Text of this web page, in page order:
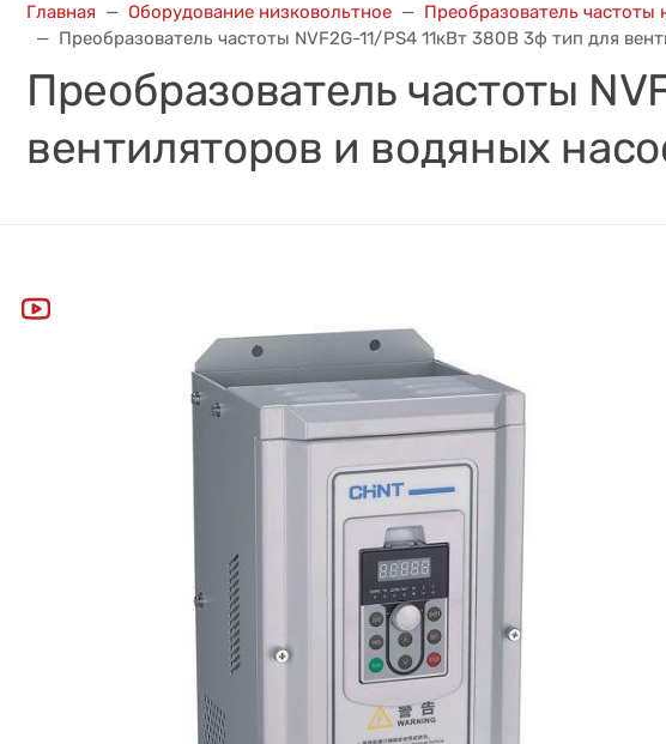
Главная Оборудование низковольтное
Преобразователь частоты
Преобразователь частоты NVF2G-11/PS4 11кВт 380В 3ф тип для
Преобразователь частоты
вентиляторов и водяных